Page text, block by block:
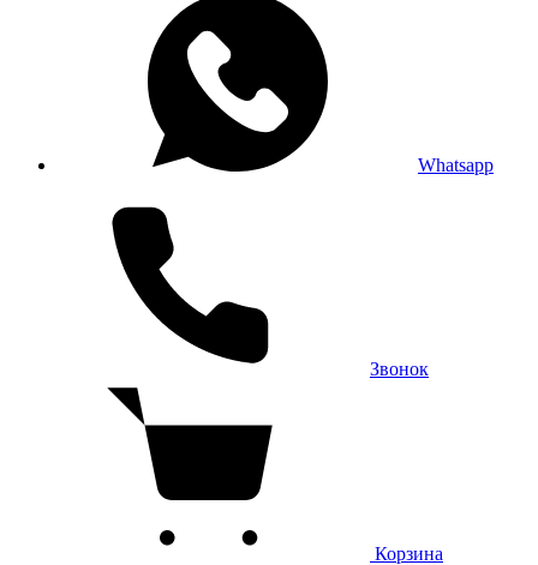
Whatsapp
Звонок
Корзина